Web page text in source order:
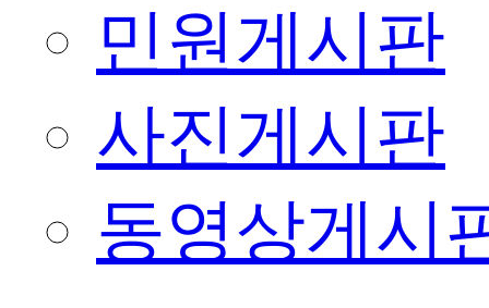
민원게시판
사진게시판
동영상게시